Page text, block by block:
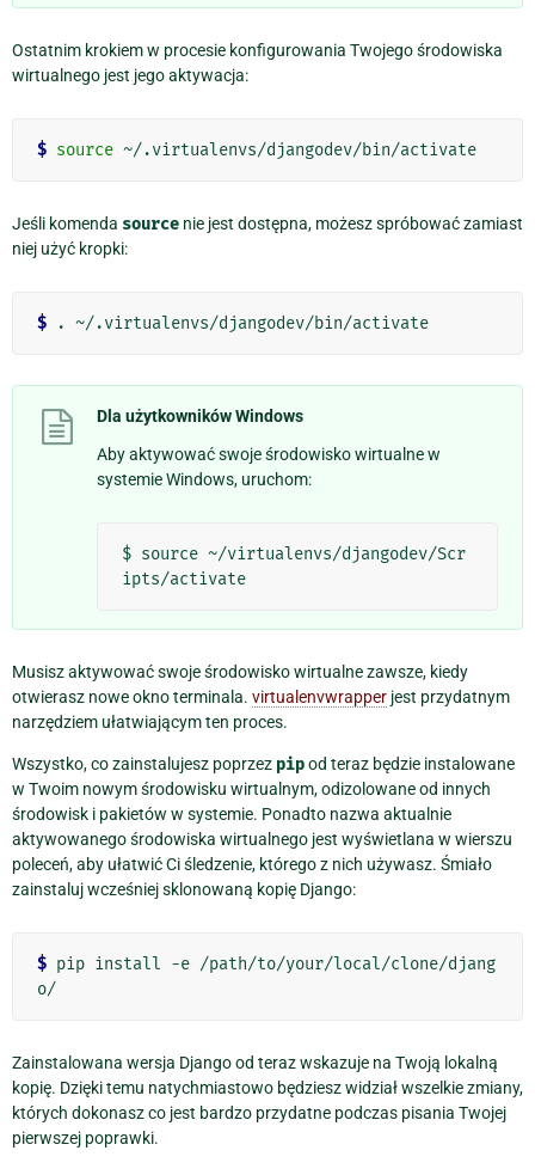
Ostatnim krokiem w procesie konfigurowania Twojego środowiska
wirtualnego jest jego aktywacja:
$ source
Jeśli komenda source nie jest dostępna, możesz spróbować zamiast
niej użyć kropki:
$
Dla użytkowników Windows
Aby aktywować swoje środowisko wirtualne w
systemie Windows, uruchom:
$ source ~/virtualenvs/djangodev/Scr
Musisz aktywować swoje środowisko wirtualne zawsze, kiedy
otwierasz nowe okno terminala. virtualenvwrapper jest przydatnym
narzędziem ułatwiającym ten proces.
Wszystko, co zainstalujesz poprzez pipod teraz będzie instalowane
w Twoim nowym środowisku wirtualnym, odizolowane od innych
środowisk i pakietów w systemie. Ponadto nazwa aktualnie
aktywowanego środowiska wirtualnego jest wyświetlana w wierszu
poleceń, aby ułatwić Ci śledzenie, którego z nich używasz. Śmiało
zainstaluj wcześniej sklonowaną kopię Django:
$ pip install -e /path/to/your/local/clone/djang
Zainstalowana wersja Django od teraz wskazuje na Twoją lokalną
kopię. Dzięki temu natychmiastowo będziesz widział wszelkie zmiany,
których dokonasz co jest bardzo przydatne podczas pisania Twojej
pierwszej poprawki.